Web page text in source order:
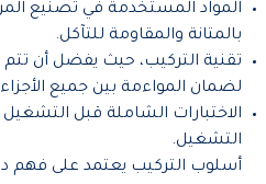
المواد المستخدمة في تصنيع
بالمتانة والمقاومة للتآكل.
تقنية التركيب، حيث يفضل أن
لضمان المواءمة بين جميع
الاختبارات الشاملة قبل التشغيل
التشغيل.
أسلوب التركيب يعتمد على فهم